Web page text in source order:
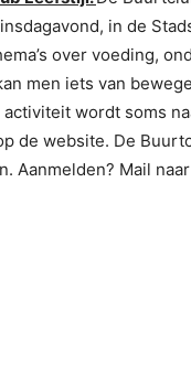
in de
over voeding,
men iets van
wordt soms
de website. De
Aanmelden? Mail naar